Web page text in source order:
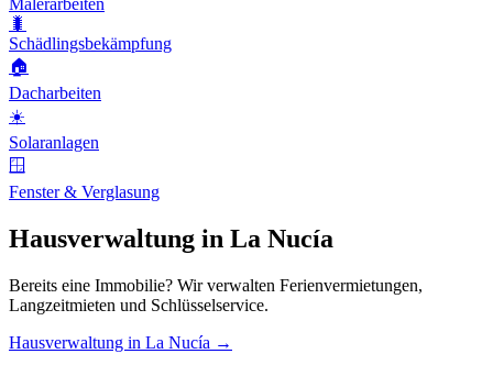
Malerarbeiten
🐛
Schädlingsbekämpfung
🏠
Dacharbeiten
☀️
Solaranlagen
🪟
Fenster & Verglasung
Hausverwaltung in La Nucía
Bereits eine Immobilie? Wir verwalten Ferienvermietungen,
Langzeitmieten und Schlüsselservice.
Hausverwaltung in La Nucía →